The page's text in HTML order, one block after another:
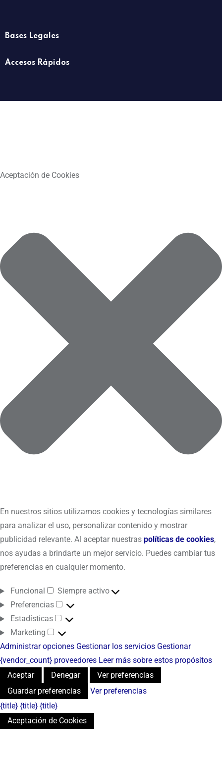
Bases Legales
Accesos Rápidos
Aceptación de Cookies
En nuestros sitios utilizamos cookies y tecnologías similares
para analizar el uso, personalizar contenido y mostrar
publicidad relevante. Al aceptar nuestras políticas de cookies,
nos ayudas a brindarte un mejor servicio. Puedes cambiar tus
preferencias en cualquier momento.
Funcional
Siempre activo
Preferencias
Estadísticas
Marketing
Administrar opciones Gestionar los servicios Gestionar
{vendor_count} proveedores Leer más sobre estos propósitos
Aceptar
Denegar
Ver preferencias
Guardar preferencias
Ver preferencias
{title} {title} {title}
Aceptación de Cookies